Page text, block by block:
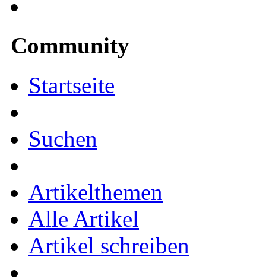
Community
Startseite
Suchen
Artikelthemen
Alle Artikel
Artikel schreiben